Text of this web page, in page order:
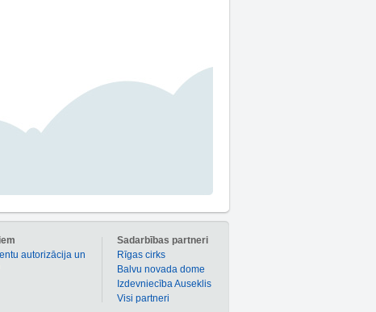
Sadarbības partneri
Rīgas cirks
Balvu novada dome
Izdevniecība Auseklis
Visi partneri
autorizācija un